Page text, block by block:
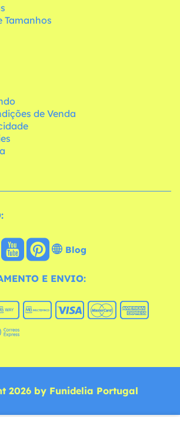
Tamanhos
de Venda
Blog
E ENVIO:
2026 by Funidelia Portugal